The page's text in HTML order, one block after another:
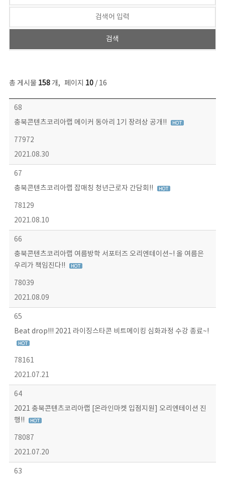
총 게시물 158개, 페이지 10/ 16
콘텐츠이슈 목록 - 번호, 제목, 작성자, 파일, 조회수, 작성일 정보 제공
68
충북콘텐츠코리아랩 메이커 동아리 1기 장려상 공개!!
77972
2021.08.30
67
충북콘텐츠코리아랩 잡매칭 청년근로자 간담회!!
78129
2021.08.10
66
충북콘텐츠코리아랩 여름방학 서포터즈 오리엔테이션~! 올 여름은
우리가 책임진다!!
78039
2021.08.09
65
Beat drop!!! 2021 라이징스타콘 비트메이킹 심화과정 수강 종료~!
78161
2021.07.21
64
2021 충북콘텐츠코리아랩 [온라인마켓 입점지원] 오리엔테이션 진
행!!
78087
2021.07.20
63